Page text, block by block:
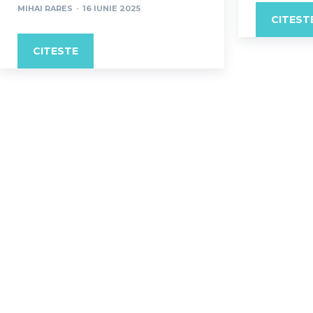
MIHAI RARES - 16 IUNIE 2025
CITESTE